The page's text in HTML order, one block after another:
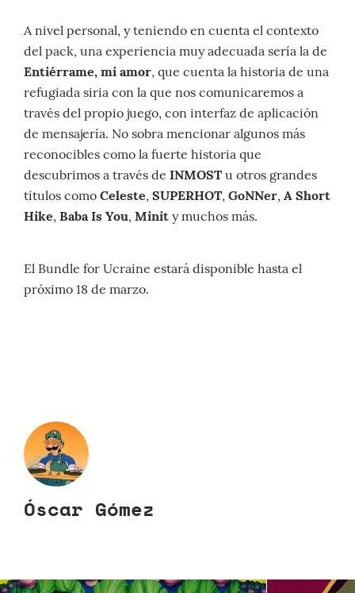
A nivel personal, y teniendo en cuenta el contexto
del pack, una experiencia muy adecuada sería la de
Entiérrame, mi amor, que cuenta la historia de una
refugiada siria con la que nos comunicaremos a
través del propio juego, con interfaz de aplicación
de mensajería. No sobra mencionar algunos más
reconocibles como la fuerte historia que
descubrimos a través de INMOST u otros grandes
títulos como Celeste, SUPERHOT, GoNNer, A Short
Hike, Baba Is You, Minit y muchos más.
El Bundle for Ucraine estará disponible hasta el
próximo 18 de marzo.
Óscar Gómez